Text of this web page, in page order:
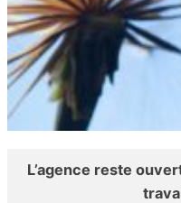
L’agence reste